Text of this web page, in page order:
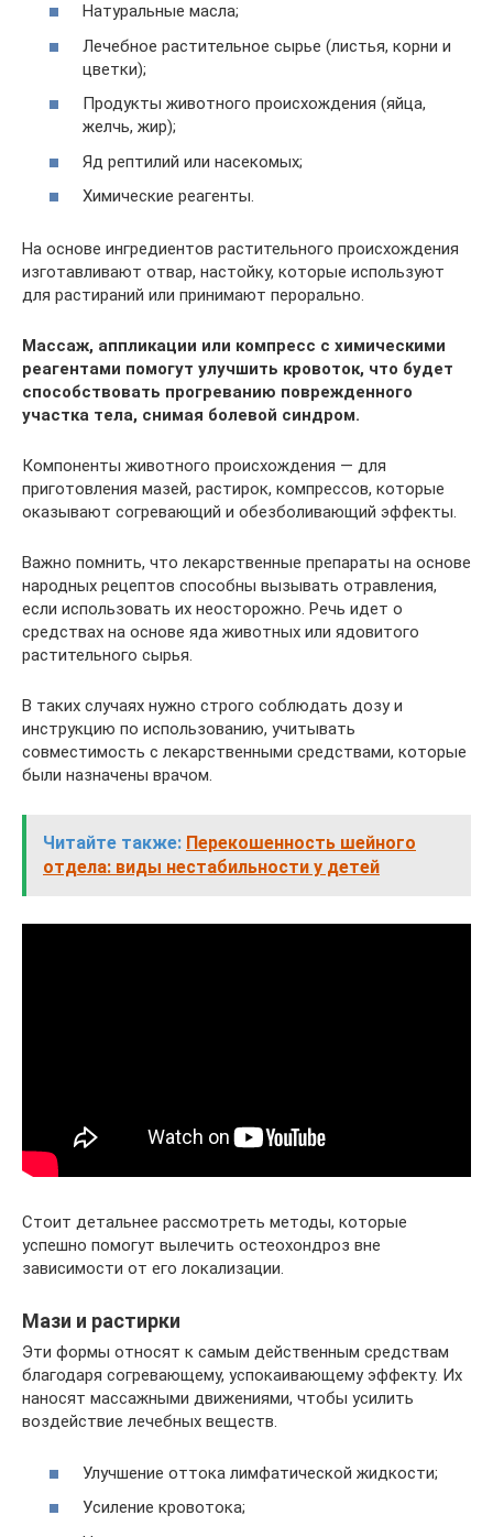
Натуральные масла;
Лечебное растительное сырье (листья, корни и
цветки);
Продукты животного происхождения (яйца,
желчь, жир);
Яд рептилий или насекомых;
Химические реагенты.
На основе ингредиентов растительного происхождения
изготавливают отвар, настойку, которые используют
для растираний или принимают перорально.
Массаж, аппликации или компресс с химическими
реагентами помогут улучшить кровоток, что будет
способствовать прогреванию поврежденного
участка тела, снимая болевой синдром.
Компоненты животного происхождения — для
приготовления мазей, растирок, компрессов, которые
оказывают согревающий и обезболивающий эффекты.
Важно помнить, что лекарственные препараты на основе
народных рецептов способны вызывать отравления,
если использовать их неосторожно. Речь идет о
средствах на основе яда животных или ядовитого
растительного сырья.
В таких случаях нужно строго соблюдать дозу и
инструкцию по использованию, учитывать
совместимость с лекарственными средствами, которые
были назначены врачом.
Читайте также: Перекошенность шейного
отдела: виды нестабильности у детей
Стоит детальнее рассмотреть методы, которые
успешно помогут вылечить остеохондроз вне
зависимости от его локализации.
Мази и растирки
Эти формы относят к самым действенным средствам
благодаря согревающему, успокаивающему эффекту. Их
наносят массажными движениями, чтобы усилить
воздействие лечебных веществ.
Улучшение оттока лимфатической жидкости;
Усиление кровотока;